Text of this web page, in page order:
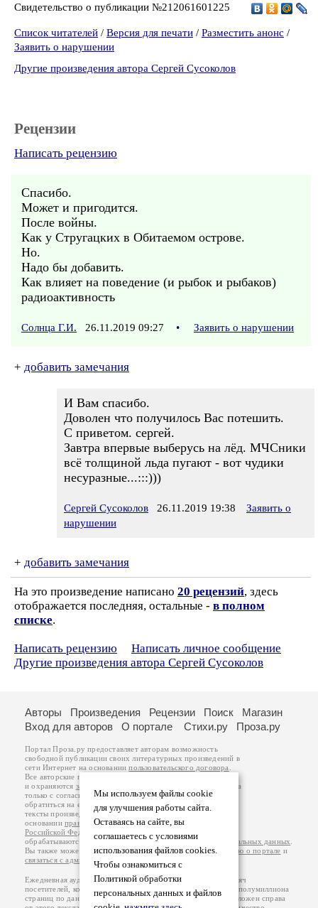
Свидетельство о публикации №212061601225
Список читателей / Версия для печати / Разместить анонс /
Заявить о нарушении
Другие произведения автора Сергей Сусоколов
Рецензии
Написать рецензию
Спасибо.
Может и пригодится.
После войны.
Как у Стругацких в Обитаемом острове.
Но.
Надо бы добавить.
Как влияет на поведение (и рыбок и рыбаков)
радиоактивность
Солнца Г.И. 26.11.2019 09:27 • Заявить о нарушении
+ добавить замечания
И Вам спасибо.
Доволен что получилось Вас потешить.
С приветом. сергей.
Завтра впервые выберусь на лёд. МЧСники
всё толщиной льда пугают - вот чудики
несуразные...:::)))
Сергей Сусоколов 26.11.2019 19:38
Заявить о
нарушении
+ добавить замечания
На это произведение написано 20 рецензий, здесь
отображается последняя, остальные - в полном
списке.
Написать рецензию
Написать личное сообщение
Другие произведения автора Сергей Сусоколов
Мы используем файлы cookie
для улучшения работы сайта.
Оставаясь на сайте, вы
соглашаетесь с условиями
использования файлов cookies.
Чтобы ознакомиться с
Политикой обработки
персональных данных и файлов
Авторы Произведения Рецензии Поиск
Магазин
Вход для авторов
О портале Стихи.ру Проза.ру
Портал Проза.ру предоставляет авторам возможность
свободной публикации своих литературных произведений в
сети Интернет на основаниипользовательского договора
Все авторские права на произведения принадлежат авторам
и охраняются законом
. Перепечатка произведений возможна
только с согласия его автора, к которому вы можете
обратиться на его авторской странице. Ответственность за
тексты произведений авторы несут самостоятельно на
основанииправил публикацииизаконодательства
Российской Федерации
обрабатываются на основанииПолитики обработки персональных данных
Вы также можете посмотреть более подробнуюинформацию о портале и
связаться с администрацией
Ежедневная аудитория портала Проза.ру – порядка 100 тысяч
посетителей, которые в общей сумме просматривают более полумиллиона
страниц по данным счетчика посещаемости, который расположен справа